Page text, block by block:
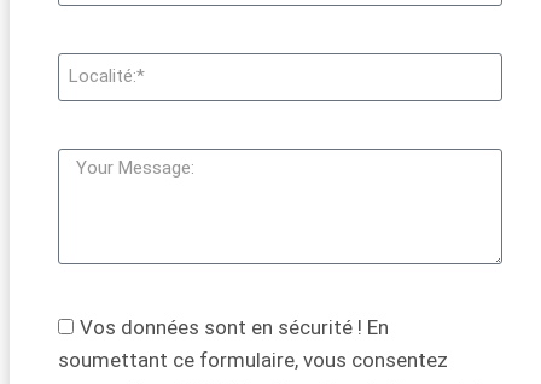
Vos données sont en sécurité ! En
soumettant ce formulaire, vous consentez